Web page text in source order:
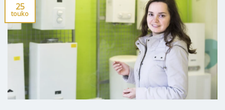
25
touko